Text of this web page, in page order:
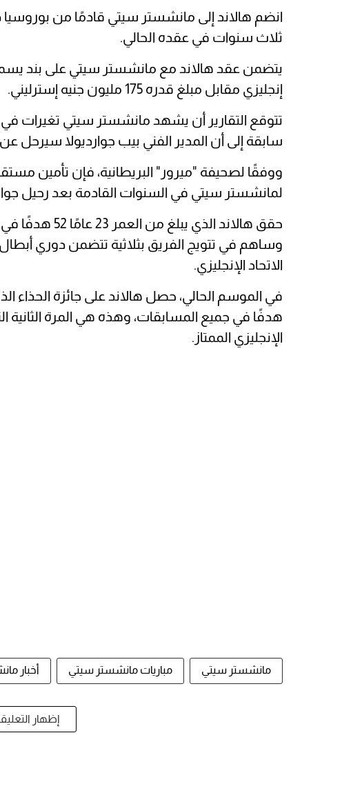
ثلاث سنوات في عقده الحالي.
يتضمن عقد هالاند مع مانشستر سيتي على بند يسمح
إنجليزي مقابل مبلغ قدره 175 مليون جنيه إسترليني.
تتوقع التقارير أن يشهد مانشستر سيتي تغيرات في
سابقة إلى أن المدير الفني بيب جوارديولا سيرحل
ووفقًا لصحيفة "ميرور" البريطانية، فإن تأمين
لمانشستر سيتي في السنوات القادمة بعد رحيل
حقق هالاند
وساهم في تتويج الفريق بثلاثية تتضمن دوري أبطال
الاتحاد الإنجليزي.
هدفًا في جميع المسابقات، وهذه هي المرة الثانية
الإنجليزي الممتاز.
مانشستر سيتي مباريات مانشستر سيتي أخبار
إظهار